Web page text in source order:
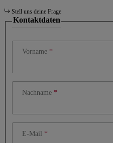
Stell uns deine Frage
Kontaktdaten
Vorname
Nachname
E-Mail